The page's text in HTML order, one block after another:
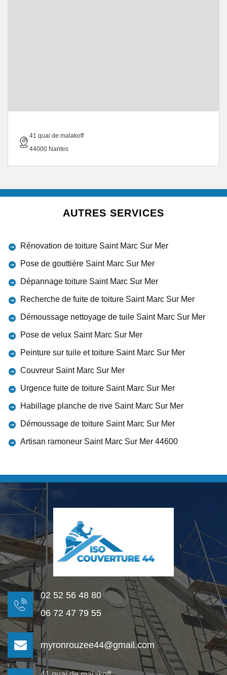
41 quai de malakoff
44000 Nantes
AUTRES SERVICES
Rénovation de toiture Saint Marc Sur Mer
Pose de gouttière Saint Marc Sur Mer
Dépannage toiture Saint Marc Sur Mer
Recherche de fuite de toiture Saint Marc Sur Mer
Démoussage nettoyage de tuile Saint Marc Sur Mer
Pose de velux Saint Marc Sur Mer
Peinture sur tuile et toiture Saint Marc Sur Mer
Couvreur Saint Marc Sur Mer
Urgence fuite de toiture Saint Marc Sur Mer
Habillage planche de rive Saint Marc Sur Mer
Démoussage de toiture Saint Marc Sur Mer
Artisan ramoneur Saint Marc Sur Mer 44600
02 52 56 48 80
06 72 47 79 55
myronrouzee44@gmail.com